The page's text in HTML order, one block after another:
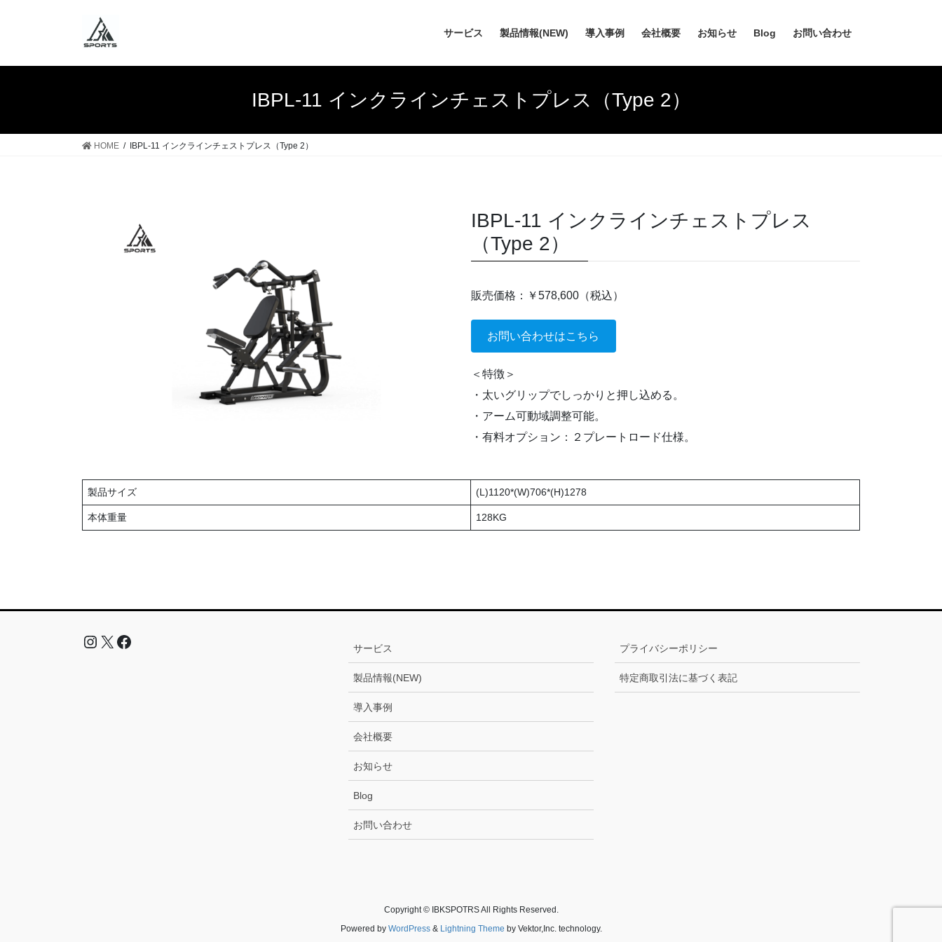
サービス 製品情報(NEW) 導入事例 会社概要 お知らせ Blog お問い合わせ
IBPL-11 インクラインチェストプレス（Type 2）
HOME IBPL-11 インクラインチェストプレス（Type 2）
IBPL-11 インクラインチェストプレス
（Type 2）
販売価格：￥578,600（税込）
お問い合わせはこちら
＜特徴＞
・太いグリップでしっかりと押し込める。
・アーム可動域調整可能。
・有料オプション：２プレートロード仕様。
製品サイズ (L)1120*(W)706*(H)1278
本体重量 128KG
サービス
製品情報(NEW)
導入事例
会社概要
お知らせ
Blog
お問い合わせ
プライバシーポリシー
特定商取引法に基づく表記
Copyright © IBKSPOTRS All Rights Reserved.
Powered by WordPress& Lightning Theme by Vektor,Inc. technology.